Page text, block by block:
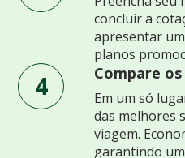
concluir a
apresentar
planos
4 Compare
Em um só
das melhores
viagem.
garantindo